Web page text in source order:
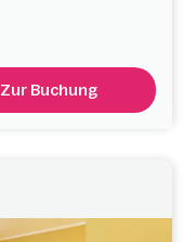
Zur Buchung